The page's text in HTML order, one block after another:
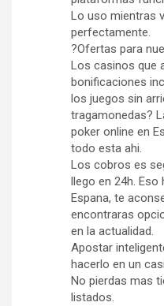
Lo uso mientras
perfectamente.
?Ofertas para
Los casinos que
bonificaciones
los juegos sin
tragamonedas?
poker online en
todo esta ahi.
Los cobros es
llego en 24h. Eso
Espana, te
encontraras
en la actualidad.
Apostar
hacerlo en un
No pierdas mas
listados.